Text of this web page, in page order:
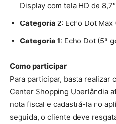
Display com tela HD de 8,7″
Categoria 2: Echo Dot
Categoria 1: Echo Dot (5ª
Como participar
Para participar, basta realizar
Center Shopping Uberlândia
nota fiscal e cadastrá-la no
seguida, o cliente deve